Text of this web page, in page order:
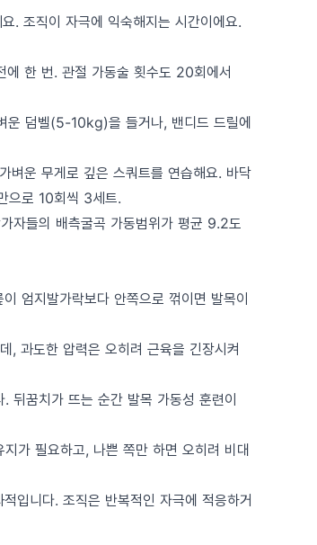
. 조직이 자극에 익숙해지는 시간이에요.
한 번. 관절 가동술 횟수도 20회에서
운 덤벨(5-10kg)을 들거나, 밴디드 드릴에
벼운 무게로 깊은 스쿼트를 연습해요. 바닥
으로 10회씩 3세트.
자들의 배측굴곡 가동범위가 평균 9.2도
엄지발가락보다 안쪽으로 꺾이면 발목이
, 과도한 압력은 오히려 근육을 긴장시켜
뒤꿈치가 뜨는 순간 발목 가동성 훈련이
가 필요하고, 나쁜 쪽만 하면 오히려 비대
입니다. 조직은 반복적인 자극에 적응하거